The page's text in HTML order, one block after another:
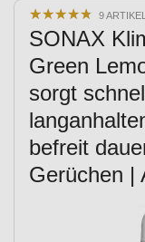
★★★★★
★★★★★ 9
SONAX
Green
sorgt
befreit
Gerüchen |